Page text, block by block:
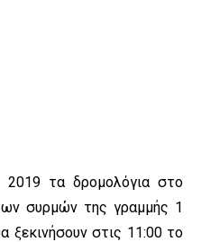
2019 τα δρομολόγια στο
συρμών της γραμμής 1
στις 11:00 το